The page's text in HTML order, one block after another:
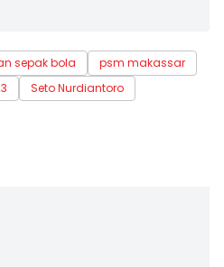
sepak bola
psm makassar
Seto Nurdiantoro